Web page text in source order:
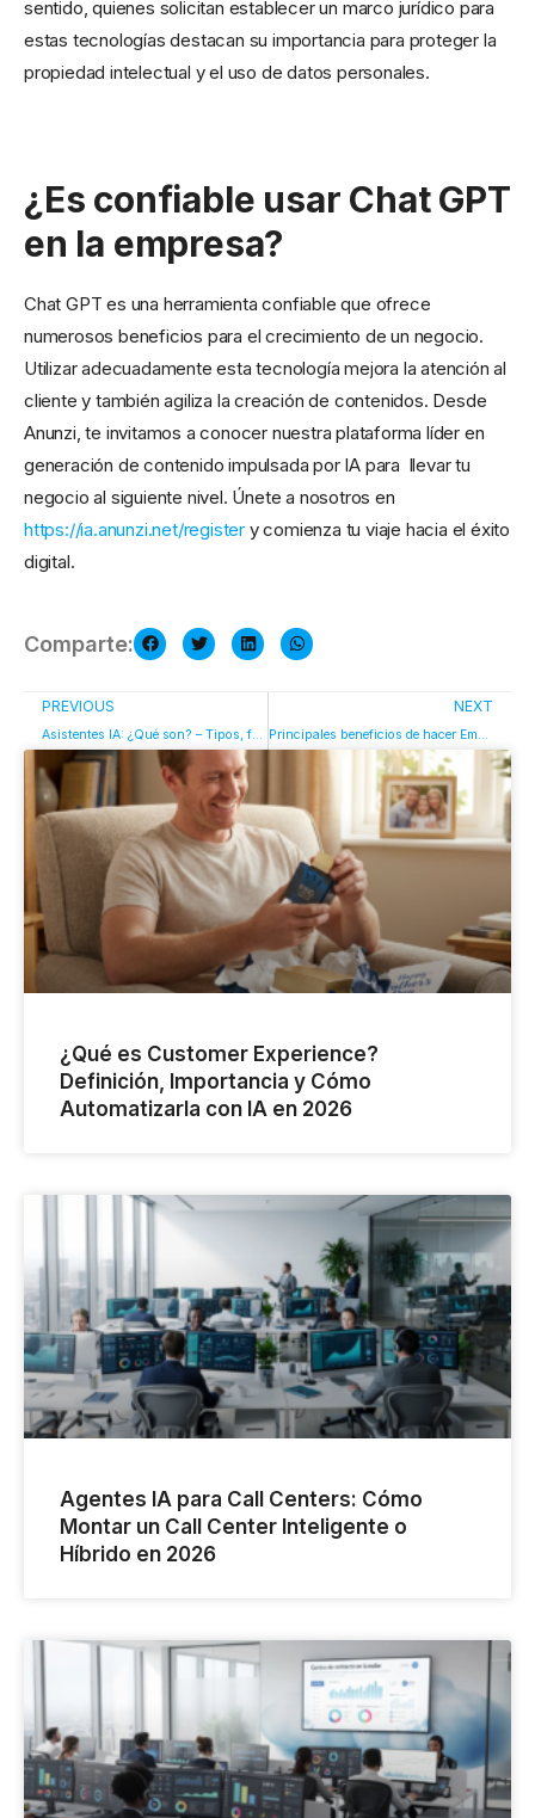
sentido, quienes solicitan establecer un marco jurídico para
estas tecnologías destacan su importancia para proteger la
propiedad intelectual y el uso de datos personales.
¿Es confiable usar Chat GPT
en la empresa?
Chat GPT es una herramienta confiable que ofrece
numerosos beneficios para el crecimiento de un negocio.
Utilizar adecuadamente esta tecnología mejora la atención al
cliente y también agiliza la creación de contenidos. Desde
Anunzi, te invitamos a conocer nuestra plataforma líder en
generación de contenido impulsada por IA para llevar tu
negocio al siguiente nivel. Únete a nosotros en
https://ia.anunzi.net/register y comienza tu viaje hacia el éxito
digital.
Comparte:
PREVIOUS
Asistentes IA: ¿Qué son? – Tipos, funcionamiento y ejemplos
NEXT
Principales beneficios de hacer Email Marketing con IA
¿Qué es Customer Experience?
Definición, Importancia y Cómo
Automatizarla con IA en 2026
Agentes IA para Call Centers: Cómo
Montar un Call Center Inteligente o
Híbrido en 2026